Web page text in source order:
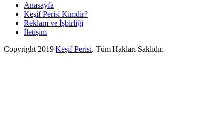
Anasayfa
Keşif Perisi Kimdir?
Reklam ve İşbirliği
İletişim
Copyright 2019 Keşif Perisi. Tüm Hakları Saklıdır.